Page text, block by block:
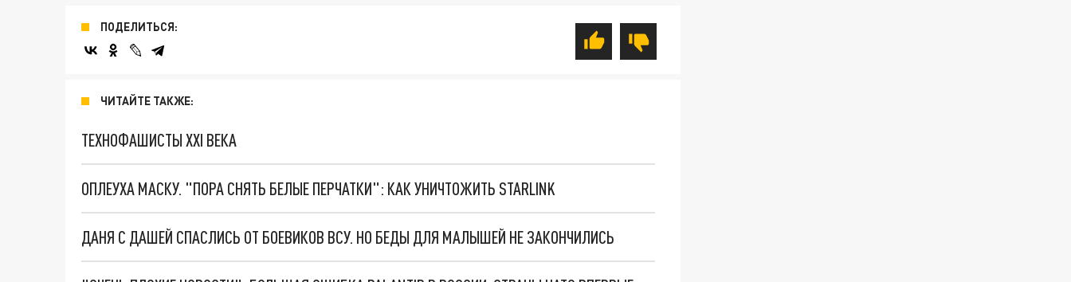
ПОДЕЛИТЬСЯ:
ЧИТАЙТЕ ТАКЖЕ:
ТЕХНОФАШИСТЫ XXI ВЕКА
ОПЛЕУХА МАСКУ. "ПОРА СНЯТЬ БЕЛЫЕ ПЕРЧАТКИ": КАК УНИЧТОЖИТЬ STARLINK
ДАНЯ С ДАШЕЙ СПАСЛИСЬ ОТ БОЕВИКОВ ВСУ. НО БЕДЫ ДЛЯ МАЛЫШЕЙ НЕ ЗАКОНЧИЛИСЬ